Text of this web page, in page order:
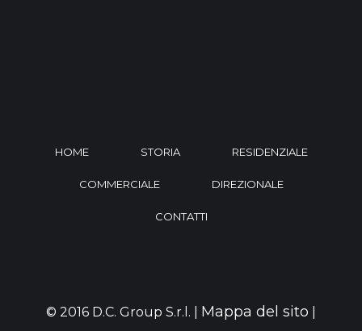
HOME STORIA RESIDENZIALE
COMMERCIALE DIREZIONALE
CONTATTI
© 2016 D.C. Group S.r.l. | Mappa del sito